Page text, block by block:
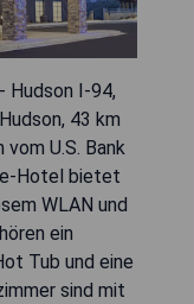
Hudson I-94,
43 km
U.S. Bank
Hotel bietet
WLAN und
ein
Tub und eine
sind mit